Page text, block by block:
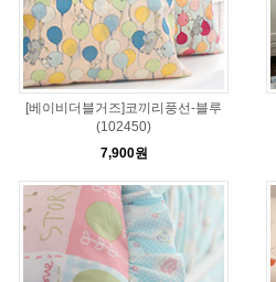
[베이비더블거즈]코끼리풍선-블루
(102450)
7,900원